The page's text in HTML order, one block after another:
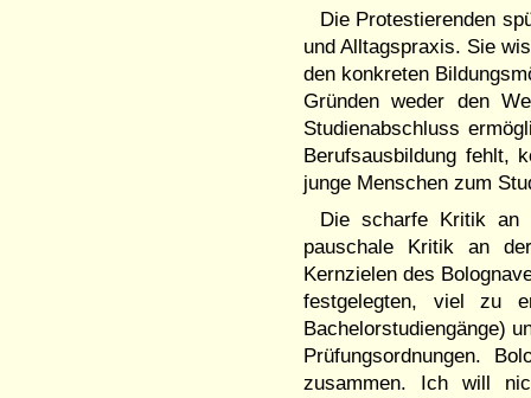
Die Protestierenden
und Alltagspraxis. Sie
den konkreten
Gründen weder den
Studienabschluss
Berufsausbildung fehlt,
junge Menschen zum
Die scharfe Kritik an
pauschale Kritik an
Kernzielen des
festgelegten, viel zu
Bachelorstudiengänge)
Prüfungsordnungen.
zusammen. Ich will